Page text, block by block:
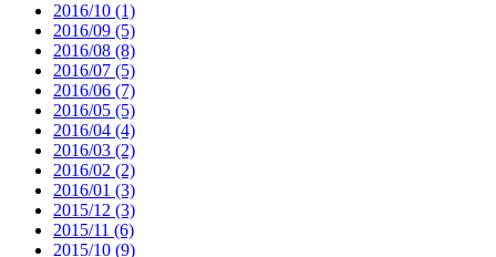
2016/10 (1)
2016/09 (5)
2016/08 (8)
2016/07 (5)
2016/06 (7)
2016/05 (5)
2016/04 (4)
2016/03 (2)
2016/02 (2)
2016/01 (3)
2015/12 (3)
2015/11 (6)
2015/10 (9)